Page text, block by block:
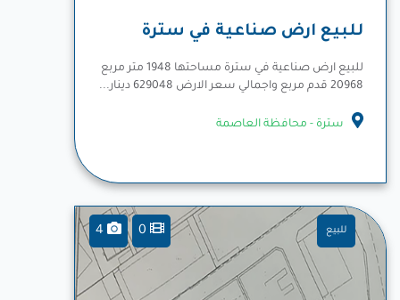
للبيع ارض صناعية في سترة
للبيع ارض صناعية في سترة مساحتها 1948 متر مربع
20968 قدم مربع واجمالي سعر الارض 629048 دينار...
سترة - محافظة العاصمة
للبيع